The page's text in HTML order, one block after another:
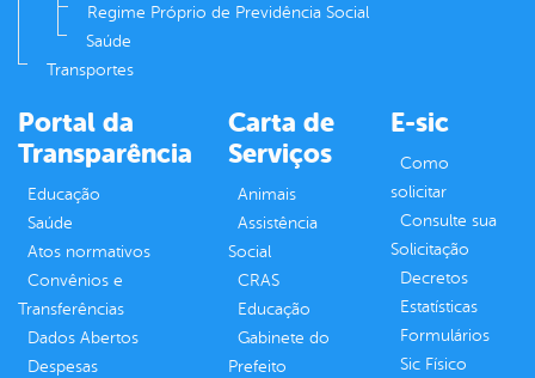
Regime Próprio de Previdência Social
Saúde
Transportes
Portal da
Transparência
Educação
Saúde
Atos normativos
Convênios e
Transferências
Dados Abertos
Despesas
Carta de
Serviços
Animais
Assistência
Social
CRAS
Educação
Gabinete do
Prefeito
E-sic
Como
solicitar
Consulte sua
Solicitação
Decretos
Estatísticas
Formulários
Sic Físico